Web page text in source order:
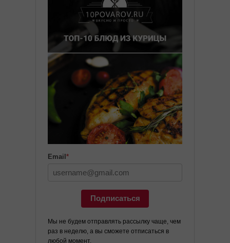
Email *
Подписаться
Мы не будем отправлять рассылку чаще, чем
раз в неделю, а вы сможете отписаться в
любой момент.